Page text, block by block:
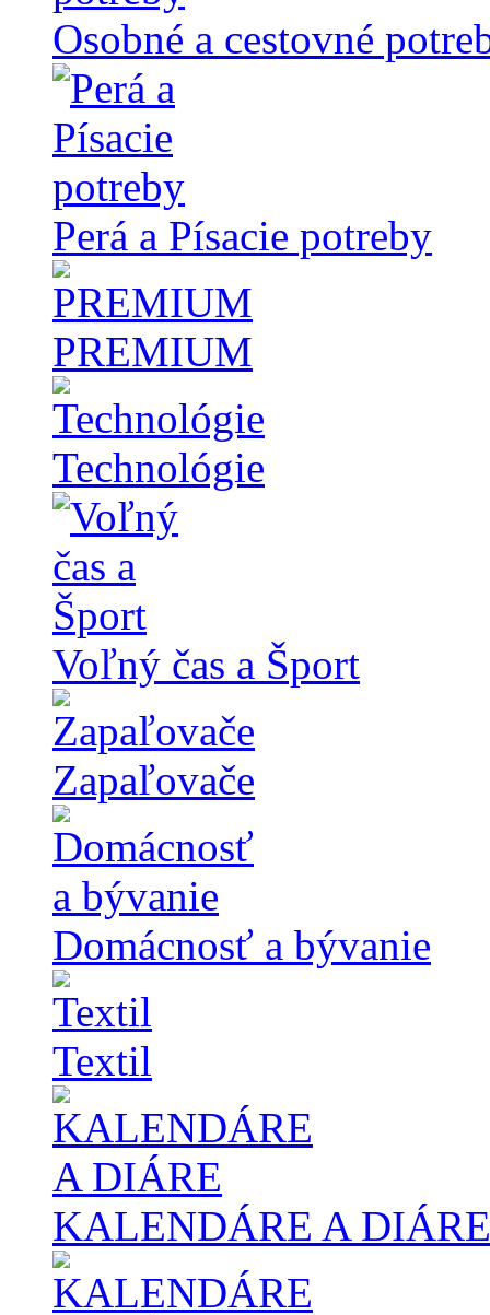
Osobné a cestovné
Perá a Písacie potreby
PREMIUM
Technológie
Voľný čas a Šport
Zapaľovače
Domácnosť a bývanie
Textil
KALENDÁRE A DIÁRE